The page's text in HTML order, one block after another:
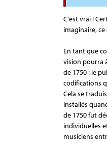
C'est vrai !
imaginaire,
En tant que
vision pourra
de 1750 : le
codifications
Cela se
installés
de 1750 fut
individuelles
musiciens